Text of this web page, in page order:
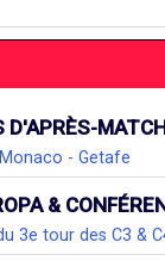
D'APRÈS-
- Getafe
&
3e tour des C3 &